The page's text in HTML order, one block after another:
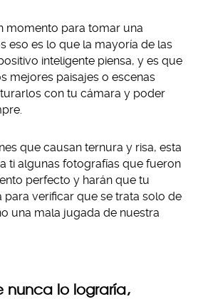
momento para tomar una
eso es lo que la mayoría de las
inteligente piensa, y es que
mejores paisajes o escenas
con tu cámara y poder
que causan ternura y risa, esta
ti algunas fotografías que fueron
perfecto y harán que tu
verificar que se trata solo de
una mala jugada de nuestra
nunca lo lograría,